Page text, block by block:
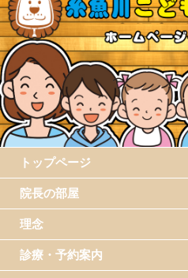
トップページ
院長の部屋
理念
診療・予約案内